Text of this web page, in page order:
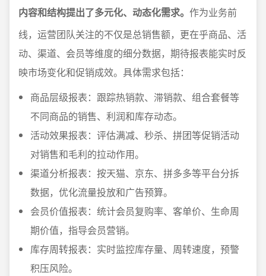
内容和结构提出了多元化、动态化需求。 作为业务前
线，运营团队关注的不仅是总销售额，更在乎商品、活
动、渠道、会员等维度的细分数据，期待报表能实时反
映市场变化和促销成效。具体需求包括：
商品层级报表：跟踪热销款、滞销款、组合套餐等
不同商品的销售、利润和库存动态。
活动效果报表：评估满减、秒杀、拼团等促销活动
对销售和毛利的拉动作用。
渠道分析报表：按天猫、京东、拼多多等平台分拆
数据，优化流量投放和广告预算。
会员价值报表：统计会员复购率、客单价、生命周
期价值，指导会员营销。
库存周转报表：实时监控库存量、周转速度，预警
积压风险。